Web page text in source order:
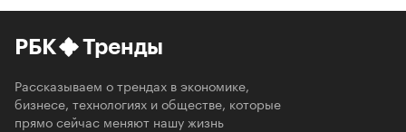
РБК Тренды
Рассказываем о трендах в экономике,
бизнесе, технологиях и обществе, которые
прямо сейчас меняют нашу жизнь